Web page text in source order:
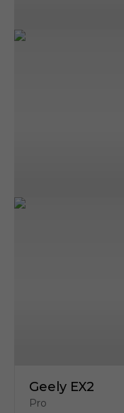
Geely EX2
Pro